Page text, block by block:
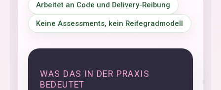
Arbeitet an Code und Delivery-Reibung
Keine Assessments, kein Reifegradmodell
WAS DAS IN DER PRAXIS
BEDEUTET